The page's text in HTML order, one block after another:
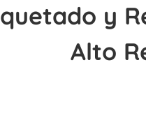
y
Alto